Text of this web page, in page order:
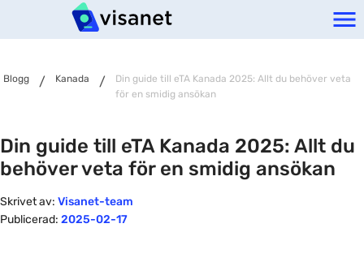
Blogg / Kanada /
Din guide till eTA Kanada 2025: Allt du behöver veta
för en smidig ansökan
Din guide till eTA Kanada 2025: Allt du
behöver veta för en smidig ansökan
Skrivet av: Visanet-team
Publicerad: 2025-02-17